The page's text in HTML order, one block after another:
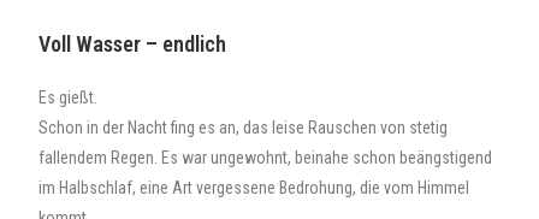
Voll Wasser – endlich
Es gießt.
Schon in der Nacht fing es an, das leise Rauschen von stetig
fallendem Regen. Es war ungewohnt, beinahe schon beängstigend
im Halbschlaf, eine Art vergessene Bedrohung, die vom Himmel